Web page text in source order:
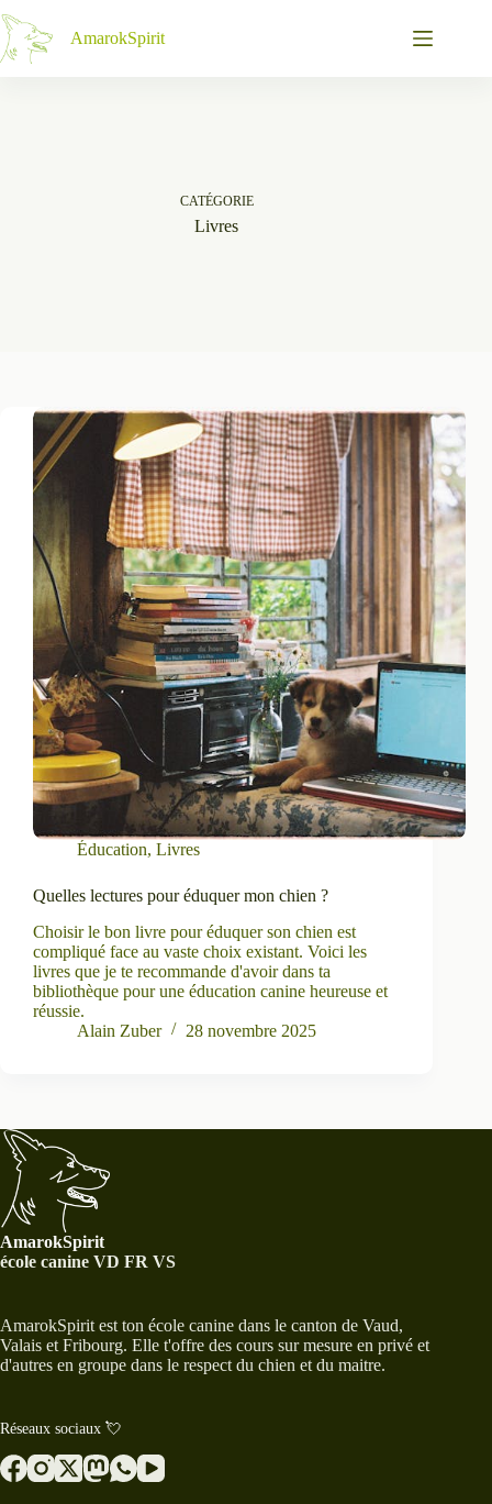
au
contenu
AmarokSpirit
CATÉGORIE
Livres
Éducation, Livres
Quelles lectures pour éduquer mon chien ?
Choisir le bon livre pour éduquer son chien est
compliqué face au vaste choix existant. Voici les
livres que je te recommande d'avoir dans ta
bibliothèque pour une éducation canine heureuse et
réussie.
Alain Zuber
28 novembre 2025
AmarokSpirit
école canine VD FR VS
AmarokSpirit est ton école canine dans le canton de Vaud,
Valais et Fribourg. Elle t'offre des cours sur mesure en privé et
d'autres en groupe dans le respect du chien et du maitre.
Réseaux sociaux 💘